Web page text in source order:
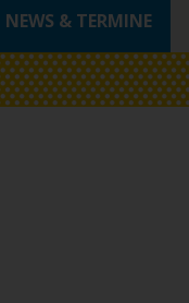
NEWS & TERMINE